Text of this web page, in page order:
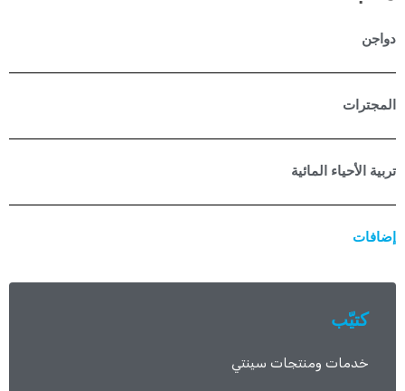
دواجن
المجترات
تربية الأحياء المائية
إضافات
كتيّب
خدمات ومنتجات سينتي